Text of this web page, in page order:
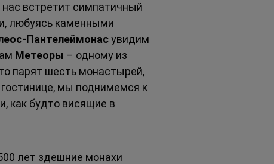
встретит симпатичный
любуясь каменными
Пантелеймонас увидим
Метеоры – одному из
парят шесть монастырей,
мы поднимемся к
как будто висящие в
лет здешние монахи